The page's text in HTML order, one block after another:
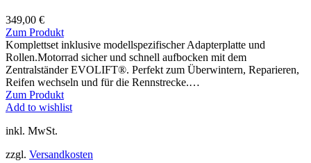
349,00 €
Zum ProduktDieses
Produkt
weist
mehrere
Varianten
auf.
Die
der
Komplettset inklusive modellspezifischer Adapterplatte und
Rollen.Motorrad sicher und schnell aufbocken mit dem
Zentralständer EVOLIFT®. Perfekt zum Überwintern, Reparieren,
Reifen wechseln und für die Rennstrecke.…
Zum ProduktDieses
Produkt
auf.
Add to wishlist
inkl. MwSt.
zzgl. Versandkosten